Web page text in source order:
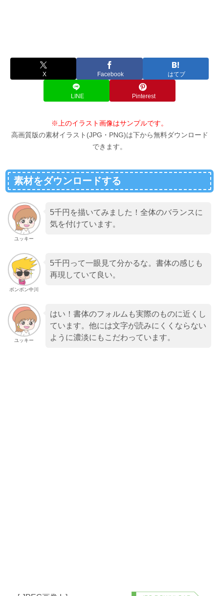
X Facebook はてブ
LINE Pinterest
※上のイラスト画像はサンプルです。
高画質版の素材イラスト(JPG・PNG)は下から無料ダウンロード
できます。
素材をダウンロードする
ユッキー
5千円を描いてみました！全体のバランスに
気を付けています。
ボンボン中川
5千円って一眼見て分かるな。書体の感じも
再現していて良い。
ユッキー
はい！書体のフォルムも実際のものに近くし
ています。他には文字が読みにくくならない
ように濃淡にもこだわっています。